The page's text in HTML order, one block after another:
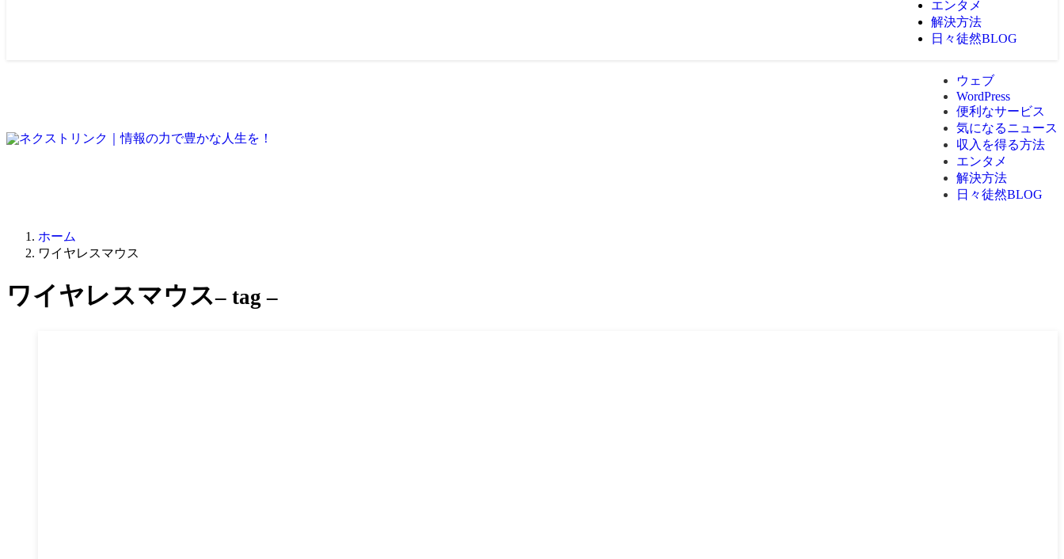
エンタメ
解決方法
日々徒然BLOG
ウェブ
WordPress
便利なサービス
気になるニュース
収入を得る方法
エンタメ
解決方法
日々徒然BLOG
ホーム
ワイヤレスマウス
ワイヤレスマウス– tag –